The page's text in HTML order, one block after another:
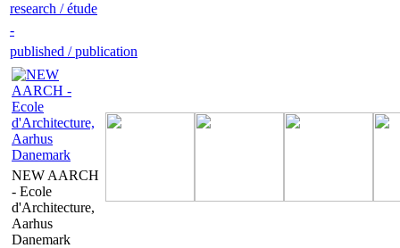
research / étude
-
published / publication
NEW AARCH
- Ecole
d'Architecture,
Aarhus
Danemark